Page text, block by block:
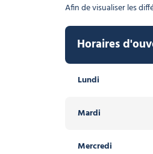
Afin de visualiser les
Horaires
Lundi
Mardi
Mercredi
Horaires
Lundi
Mardi
Mercredi